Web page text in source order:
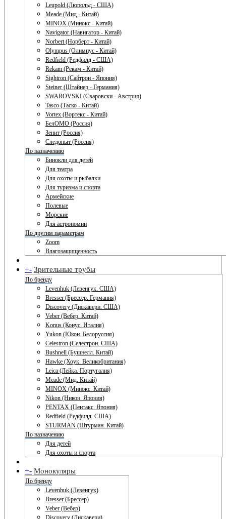
Leupold (Люпольд - США)
Meade (Мид - Китай)
MINOX (Минокс - Китай)
Navigator (Навигатор - Китай)
Norbert (Норберт - Китай)
Olympus (Олимпус - Китай)
Redfield (Редфилд - США)
Rekam (Рекам - Китай)
Sightron (Сайтрон - Япония)
Steiner (Штайнер - Германия)
SWAROVSKI (Сваровски - Австрия)
Tasco (Таско - Китай)
Vortex (Вортекс - Китай)
БелОМО (Россия)
Зенит (Россия)
Следопыт (Россия)
По назначению
Бинокли для детей
Для театра
Для охоты и рыбалки
Для туризма и спорта
Армейские
Полевые
Морские
Для астрономии
По другим параметрам
Zoom
Влагозащищенность
+- Зрительные трубы
По бренду
Levenhuk (Левенгук. США)
Bresser (Брессер. Германия)
Discovery (Дискавери. США)
Veber (Вебер. Китай)
Konus (Конус. Италия)
Yukon (Юкон. Белоруссия)
Celestron (Селестрон. США)
Bushnell (Бушнелл. Китай)
Hawke (Хоук. Великобритания)
Leica (Лейка. Португалия)
Meade (Мид. Китай)
MINOX (Минокс. Китай)
Nikon (Никон. Япония)
PENTAX (Пентакс. Япония)
Redfield (Редфилд. США)
STURMAN (Штурман. Китай)
По назначению
Для детей
Для охоты и спорта
+- Монокуляры
По бренду
Levenhuk (Левенгук)
Bresser (Брессер)
Veber (Вебер)
Discovery (Дискавери)